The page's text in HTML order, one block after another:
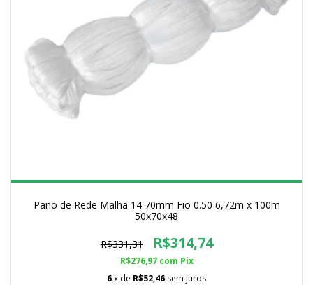
Pano de Rede Malha 14 70mm Fio 0.50 6,72m x 100m
50x70x48
R$331,31 R$314,74
R$276,97 com Pix
6x de R$52,46 sem juros